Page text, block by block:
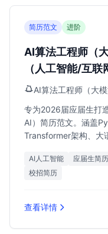
简历范文 进阶
AI算法工程师（
（人工智能/互联
AI算法工程师（大模
专为2026届应届生打
AI）简历范文。涵盖
Transformer架构、大
月薪Offer。
AI人工智能 应届生简历
校招简历
查看详情